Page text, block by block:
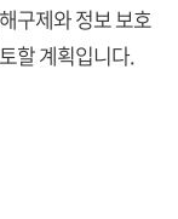
구제와 정보 보호
할 계획입니다.